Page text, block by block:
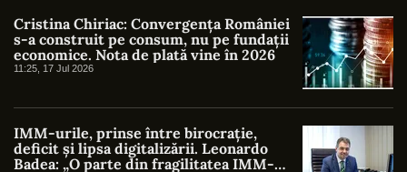
Cristina Chiriac: Convergența României
s-a construit pe consum, nu pe fundații
economice. Nota de plată vine în 2026
11:25, 17 Jul 2026
IMM-urile, prinse între birocrație,
deficit și lipsa digitalizării. Leonardo
Badea: „O parte din fragilitatea IMM-